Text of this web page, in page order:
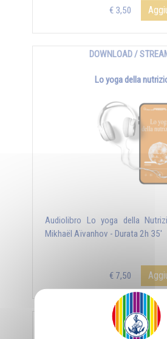
€ 3,50
DOWNLOAD /
Lo yoga della
Audiolibro Lo yoga della
Mikhaël Aïvanhov - Durata 2h 35'
€ 7,50
DOWNLOAD /